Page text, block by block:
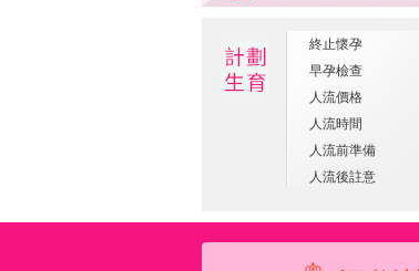
終止懷孕
早孕檢查
人流價格
人流時間
人流前準備
人流後註意